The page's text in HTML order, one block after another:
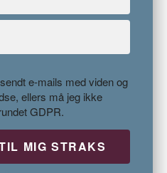
e-mails med viden og
ellers må jeg ikke
GDPR.